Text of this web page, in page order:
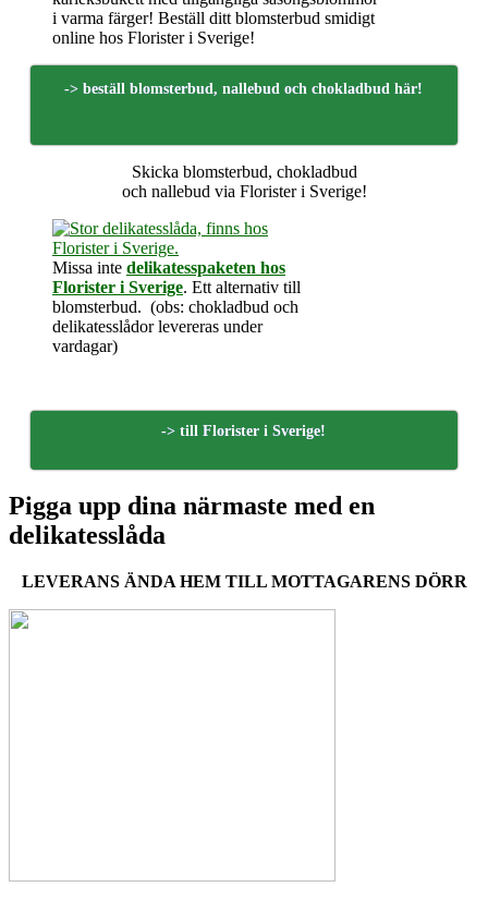
i varma färger! Beställ ditt blomsterbud smidigt
online hos Florister i Sverige!
-> beställ blomsterbud, nallebud och chokladbud här!
Skicka blomsterbud, chokladbud
och nallebud via Florister i Sverige!
Missa inte delikatesspaketen hos
Florister i Sverige. Ett alternativ till
blomsterbud. (obs: chokladbud och
delikatesslådor levereras under
vardagar)
-> till Florister i Sverige!
Pigga upp dina närmaste med en
delikatesslåda
LEVERANS ÄNDA HEM TILL MOTTAGARENS DÖRR